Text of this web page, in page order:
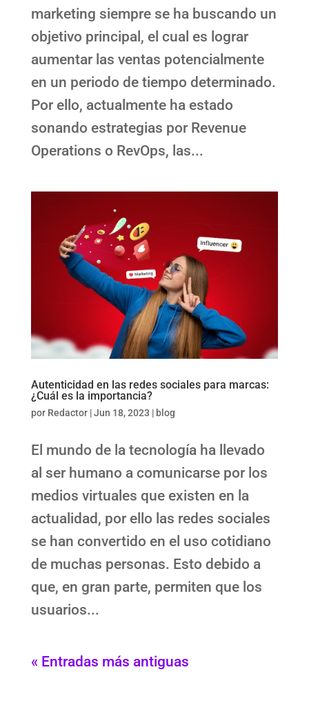
marketing siempre se ha buscando un
objetivo principal, el cual es lograr
aumentar las ventas potencialmente
en un periodo de tiempo determinado.
Por ello, actualmente ha estado
sonando estrategias por Revenue
Operations o RevOps, las...
Autenticidad en las redes sociales para marcas:
¿Cuál es la importancia?
por Redactor|Jun 18, 2023 | blog
El mundo de la tecnología ha llevado
al ser humano a comunicarse por los
medios virtuales que existen en la
actualidad, por ello las redes sociales
se han convertido en el uso cotidiano
de muchas personas. Esto debido a
que, en gran parte, permiten que los
usuarios...
« Entradas más antiguas